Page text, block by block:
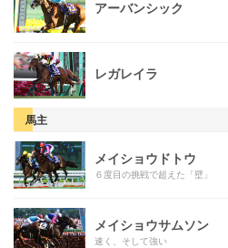
アーバンシック
レガレイラ
馬主
メイショウドトウ
６度目の挑戦で超えた「壁」
メイショウサムソン
速く、そして強い